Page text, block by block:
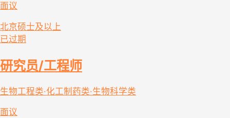
面议
北京硕士及以上
已过期
研究员/工程师
生物工程类·化工制药类·生物科学类
面议